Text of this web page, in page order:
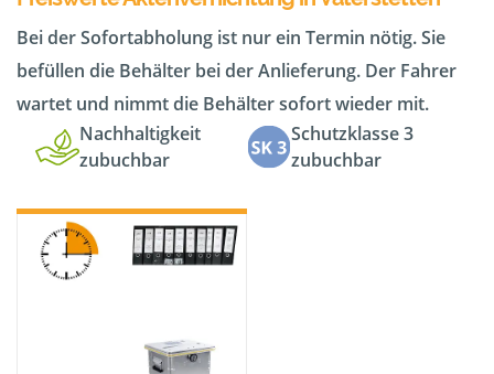
Bei der Sofortabholung ist nur ein Termin nötig. Sie
befüllen die Behälter bei der Anlieferung. Der Fahrer
wartet und nimmt die Behälter sofort wieder mit.
Nachhaltigkeit
zubuchbar
Schutzklasse 3
zubuchbar